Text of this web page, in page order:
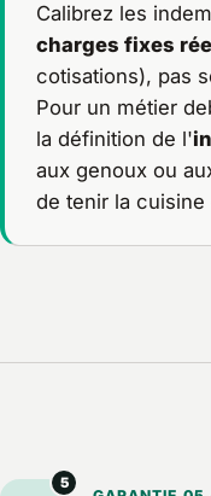
Calibrez les
charges fixes
cotisations), pas
Pour un métier
la définition de l'
aux genoux ou
de tenir la
5